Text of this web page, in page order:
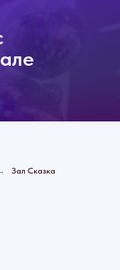
Зал Сказка